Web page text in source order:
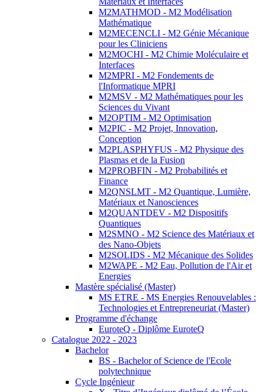
M2MATHMOD - M2 Modélisation
Mathématique
M2MECENCLI - M2 Génie Mécanique
pour les Cliniciens
M2MOCHI - M2 Chimie Moléculaire et
Interfaces
M2MPRI - M2 Fondements de
l'Informatique MPRI
M2MSV - M2 Mathématiques pour les
Sciences du Vivant
M2OPTIM - M2 Optimisation
M2PIC - M2 Projet, Innovation,
Conception
M2PLASPHYFUS - M2 Physique des
Plasmas et de la Fusion
M2PROBFIN - M2 Probabilités et
Finance
M2QNSLMT - M2 Quantique, Lumière,
Matériaux et Nanosciences
M2QUANTDEV - M2 Dispositifs
Quantiques
M2SMNO - M2 Science des Matériaux et
des Nano-Objets
M2SOLIDS - M2 Mécanique des Solides
M2WAPE - M2 Eau, Pollution de l'Air et
Energies
Mastère spécialisé (Master)
MS ETRE - MS Energies Renouvelables :
Technologies et Entrepreneuriat (Master)
Programme d'échange
EuroteQ - Diplôme EuroteQ
Catalogue 2022 - 2023
Bachelor
BS - Bachelor of Science de l'Ecole
polytechnique
Cycle Ingénieur